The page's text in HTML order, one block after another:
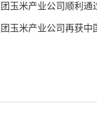
玉米产业公司顺利通
玉米产业公司再获中